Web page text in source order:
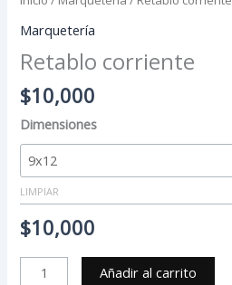
Marquetería
Retablo corriente
$10,000
Dimensiones
LIMPIAR
$10,000
Añadir al carrito